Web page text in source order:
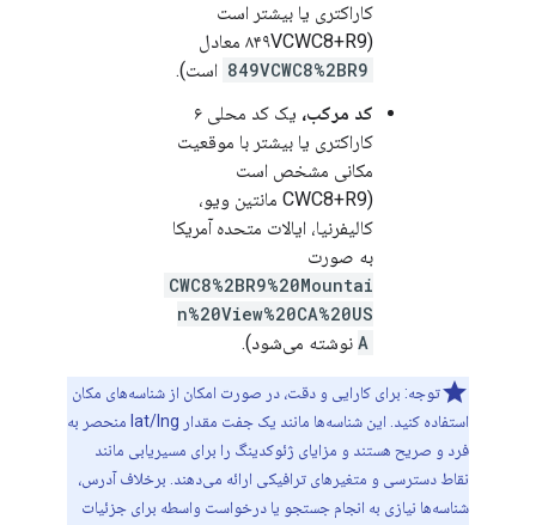
کاراکتری یا بیشتر است
(۸۴۹VCWC8+R9 معادل
849VCWC8%2BR9 است).
کد مرکب،
یک کد محلی ۶
کاراکتری یا بیشتر با موقعیت
مکانی مشخص است
(CWC8+R9 مانتین ویو،
کالیفرنیا، ایالات متحده آمریکا
به صورت
CWC8%2BR9%20Mountai
n%20View%20CA%20US
A نوشته می‌شود).
توجه: برای کارایی و دقت، در صورت امکان از شناسه‌های مکان
استفاده کنید. این شناسه‌ها مانند یک جفت مقدار lat/lng منحصر به
فرد و صریح هستند و مزایای ژئوکدینگ را برای مسیریابی مانند
نقاط دسترسی و متغیرهای ترافیکی ارائه می‌دهند. برخلاف آدرس،
شناسه‌ها نیازی به انجام جستجو یا درخواست واسطه برای جزئیات